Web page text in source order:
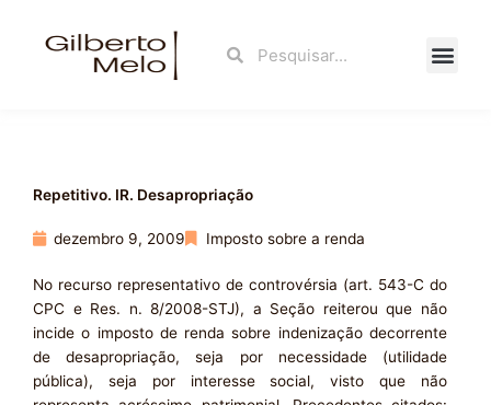
Search
Repetitivo. IR. Desapropriação
dezembro 9, 2009 Imposto sobre a renda
No recurso representativo de controvérsia (art. 543-C do
CPC e Res. n. 8/2008-STJ), a Seção reiterou que não
incide o imposto de renda sobre indenização decorrente
de desapropriação, seja por necessidade (utilidade
pública), seja por interesse social, visto que não